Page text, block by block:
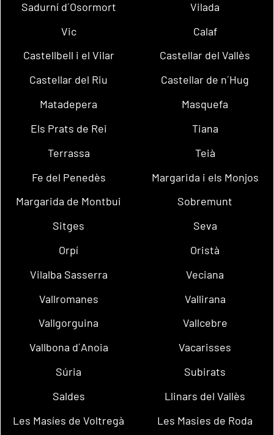
Sadurní d´Osormort
Vilada
Vic
Calaf
Castellbell i el Vilar
Castellar del Vallès
Castellar del Riu
Castellar de n´Hug
Matadepera
Masquefa
Els Prats de Rei
Tiana
Terrassa
Teià
Fe del Penedès
Margarida i els Monjos
Margarida de Montbui
Sobremunt
Sitges
Seva
Orpí
Oristà
Vilalba Sasserra
Veciana
Vallromanes
Vallirana
Vallgorguina
Vallcebre
Vallbona d´Anoia
Vacarisses
Súria
Subirats
Saldes
Llinars del Vallès
Les Masíes de Voltregà
Les Masies de Roda